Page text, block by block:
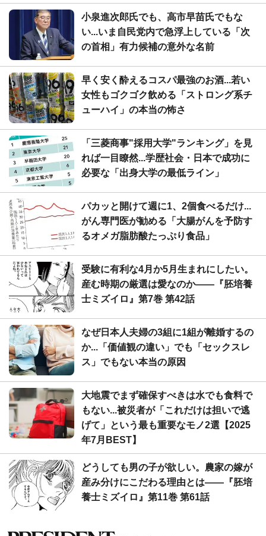
小泉進次郎氏でも、高市早苗氏でもな
い...いま自民党内で急浮上している「次
の首相」有力候補の意外な名前
早く安く酔えるコスパ最強のお酒...若い
女性もゴクゴク飲める「ストロング系チ
ューハイ」の本当の怖さ
「三菱商事"採用大学"ランキング」を見
れば一目瞭然...学歴社会・日本で成功に
必要な「出身大学の最低ライン」
パカッと開けて週に1、2個食べるだけ...
がん専門医が勧める「大腸がんを予防す
るオメガ脂肪酸たっぷり食品」
受験に有利な4月か5月生まれにしたい。
産む時期の厳選は愛なのか――『胚培養
士ミズイロ』第7巻 第42話
なぜ日本人夫婦の3組に1組が離婚するの
か...「価値観の違い」でも「セックスレ
ス」でもない本当の原因
大地震でまず確保すべきは水でも食料で
もない...被災者が「これだけは担いで逃
げて」という最も重要なモノ2選【2025
年7月BEST】
どうしても男の子が欲しい。農家の嫁が
産み分けにこだわる理由とは――『胚培
養士ミズイロ』第11巻 第61話